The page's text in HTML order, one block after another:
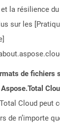
la résilience
sur les
de fichiers
Cloud peut
de n’importe